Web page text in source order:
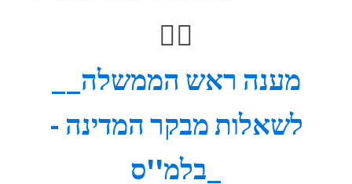
👇🏻
לשאלות מבקר המדינה -